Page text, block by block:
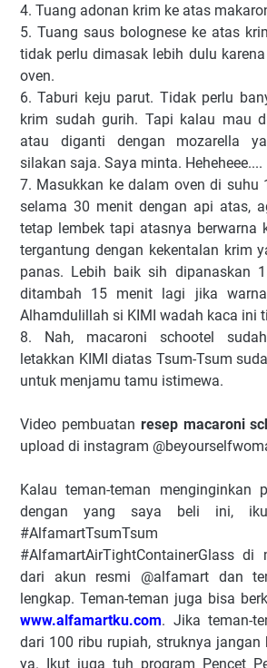
4. Tuang adonan krim ke atas
5. Tuang saus bolognese ke atas
tidak perlu dimasak lebih dulu
oven.
6. Taburi keju parut. Tidak perlu
krim sudah gurih. Tapi kalau mau
atau diganti dengan mozarella
silakan saja. Saya minta. Heheheee....
7. Masukkan ke dalam oven di suhu
selama 30 menit dengan api atas,
tetap lembek tapi atasnya berwarna
tergantung dengan kekentalan krim
panas. Lebih baik sih dipanaskan
ditambah 15 menit lagi jika
Alhamdulillah si KIMI wadah kaca ini
8. Nah, macaroni schootel
letakkan KIMI diatas Tsum-Tsum
untuk menjamu tamu istimewa.
Video pembuatan resep macaroni
upload di instagram
Kalau teman-teman menginginkan
dengan yang saya beli ini,
#AlfamartAirTightContainerGlass
dari akun resmi @alfamart dan
lengkap. Teman-teman juga bisa
www.alfamartku.com. Jika teman-
dari 100 ribu rupiah, struknya jangan
ya. Ikut juga tuh program Pencet